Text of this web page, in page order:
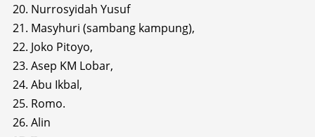
20. Nurrosyidah Yusuf
21. Masyhuri (sambang kampung),
22. Joko Pitoyo,
23. Asep KM Lobar,
24. Abu Ikbal,
25. Romo.
26. Alin